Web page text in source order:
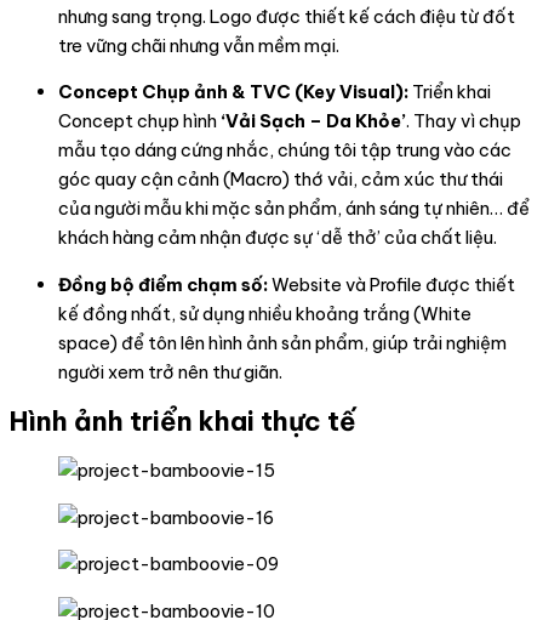
nhưng sang trọng. Logo được thiết kế cách điệu từ đốt
tre vững chãi nhưng vẫn mềm mại.
Concept Chụp ảnh & TVC (Key Visual): Triển khai
Concept chụp hình ‘Vải Sạch – Da Khỏe’. Thay vì chụp
mẫu tạo dáng cứng nhắc, chúng tôi tập trung vào các
góc quay cận cảnh (Macro) thớ vải, cảm xúc thư thái
của người mẫu khi mặc sản phẩm, ánh sáng tự nhiên… để
khách hàng cảm nhận được sự ‘dễ thở’ của chất liệu.
Đồng bộ điểm chạm số:Website và Profile được thiết
kế đồng nhất, sử dụng nhiều khoảng trắng (White
space) để tôn lên hình ảnh sản phẩm, giúp trải nghiệm
người xem trở nên thư giãn.
Hình ảnh triển khai thực tế